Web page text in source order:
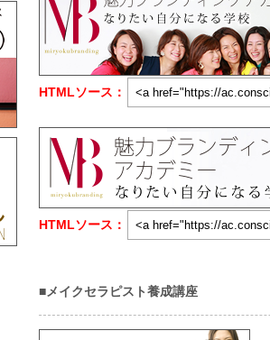
HTMLソース：
HTMLソース：
■メイクセラピスト養成講座